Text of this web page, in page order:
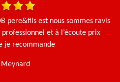
pere&fils est nous sommes ravis
et à l’écoute prix
je recommande
Meynard